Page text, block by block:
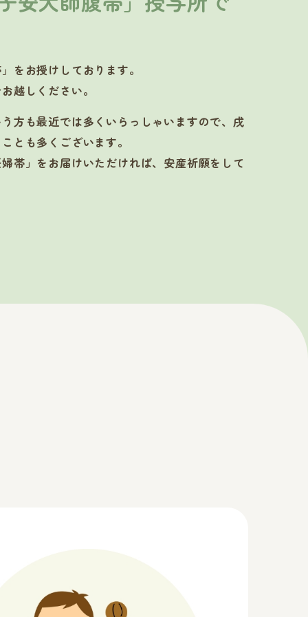
をお授けしております。
越しください。
方も最近では多くいらっしゃいますので、戌
とも多くございます。
帯」をお届けいただければ、安産祈願をして